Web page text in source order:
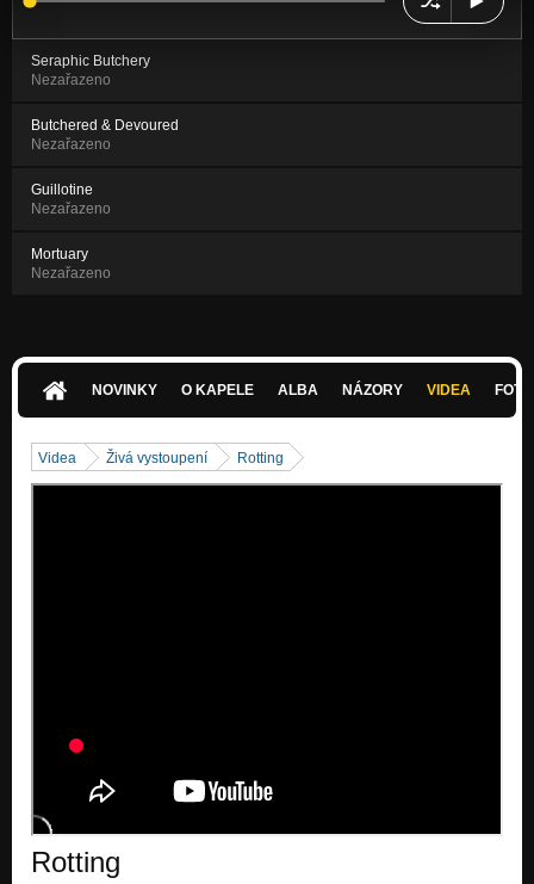
Seraphic Butchery
Nezařazeno
Butchered & Devoured
Nezařazeno
Guillotine
Nezařazeno
Mortuary
Nezařazeno
NOVINKY O KAPELE ALBA NÁZORY VIDEA
Videa Živá vystoupení Rotting
Rotting